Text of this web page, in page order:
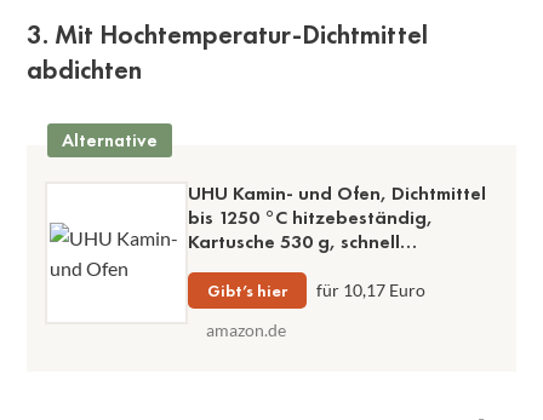
3. Mit Hochtemperatur-Dichtmittel
abdichten
Alternative
UHU Kamin- und Ofen, Dichtmittel
bis 1250 °C hitzebeständig,
Kartusche 530 g, schnell
trocknend, nahtbildend
Gibt’s hier
für 10,17 Euro
amazon.de